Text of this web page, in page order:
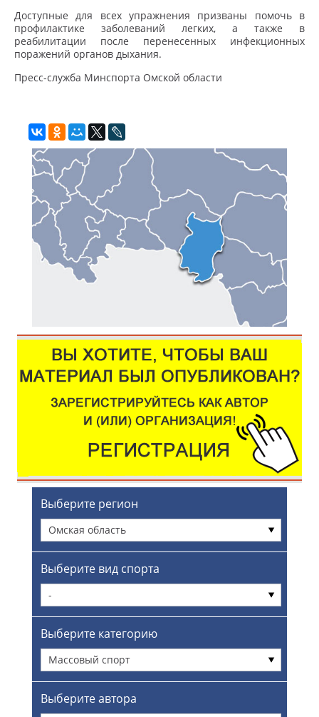
Доступные для всех упражнения призваны помочь в
профилактике заболеваний легких, а также в
реабилитации после перенесенных инфекционных
поражений органов дыхания.
Пресс-служба Минспорта Омской области
Выберите регион
Омская область
Выберите вид спорта
-
Выберите категорию
Массовый спорт
Выберите автора